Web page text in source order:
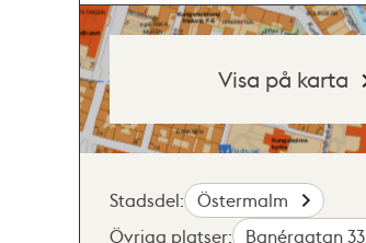
Visa på karta
Stadsdel:
Östermalm
Övriga platser:
Banérgatan 33